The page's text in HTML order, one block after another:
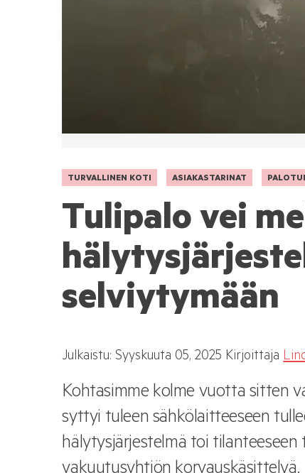
TURVALLINEN KOTI ASIAKASTARINAT
Tulipalo vei
selviytymään
Julkaistu: Syyskuuta 05, 2025 Kirjoittaja
Kohtasimme kolme vuotta sitten
syttyi tuleen sähkölaitteeseen
hälytysjärjestelmä toi